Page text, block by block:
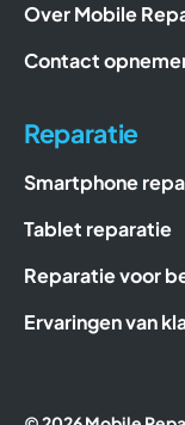
Over Mobile
Contact
Reparatie
Smartphone
Tablet reparatie
Reparatie voor
Ervaringen van